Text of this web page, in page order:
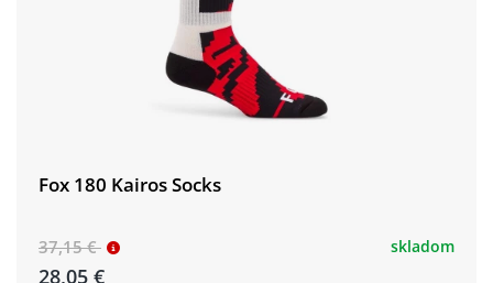
Fox 180 Kairos Socks
37,15 €
28,05 €
skladom